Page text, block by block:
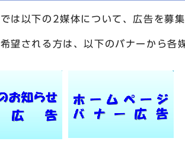
は以下の2媒体について、広告を募集
望される方は、以下のバナーから各